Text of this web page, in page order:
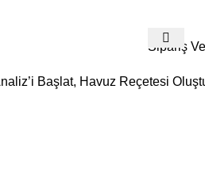
Sipariş
Başlat, Havuz Reçetesi